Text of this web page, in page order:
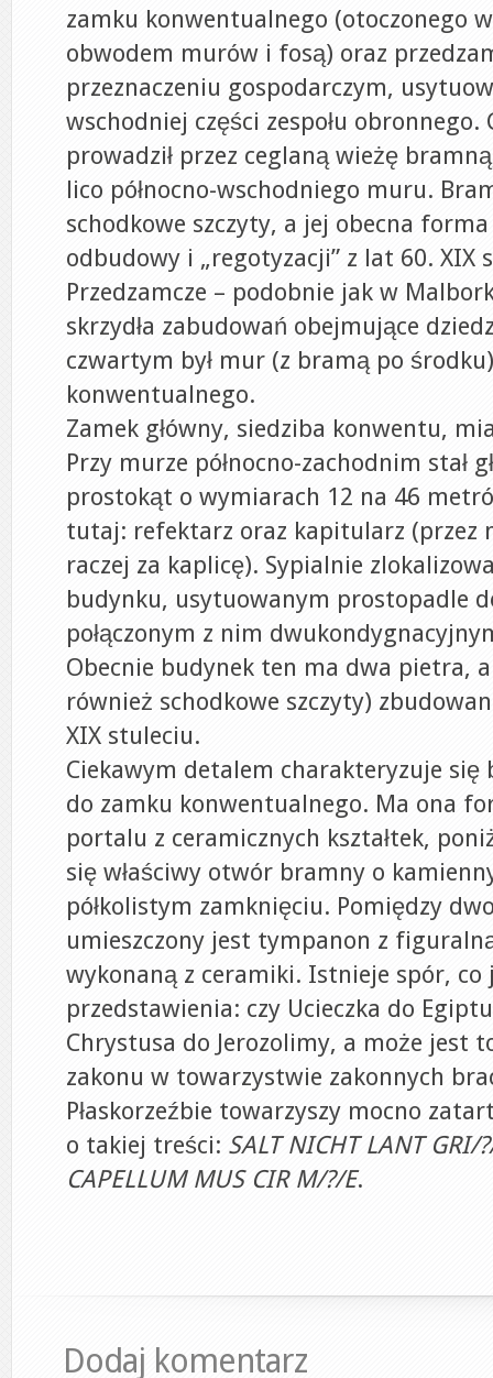
zamku konwentualnego (otoczonego
obwodem murów i fosą) oraz
przeznaczeniu gospodarczym,
wschodniej części zespołu obronnego.
prowadził przez ceglaną wieżę
lico północno-wschodniego muru.
schodkowe szczyty, a jej obecna
odbudowy i „regotyzacji” z lat 60. XIX
Przedzamcze – podobnie jak w
skrzydła zabudowań obejmujące
czwartym był mur (z bramą po
konwentualnego.
Zamek główny, siedziba konwentu,
Przy murze północno-zachodnim stał
prostokąt o wymiarach 12 na 46
tutaj: refektarz oraz kapitularz (przez
raczej za kaplicę). Sypialnie
budynku, usytuowanym prostopadle
połączonym z nim
Obecnie budynek ten ma dwa pietra,
również schodkowe szczyty)
XIX stuleciu.
Ciekawym detalem charakteryzuje się
do zamku konwentualnego. Ma ona
portalu z ceramicznych kształtek,
się właściwy otwór bramny o
półkolistym zamknięciu. Pomiędzy
umieszczony jest tympanon z
wykonaną z ceramiki. Istnieje spór,
przedstawienia: czy Ucieczka do
Chrystusa do Jerozolimy, a może jest
zakonu w towarzystwie zakonnych
Płaskorzeźbie towarzyszy mocno
o takiej treści: SALT NICHT LANT GRI/
CAPELLUM MUS CIR M/?/E.
Dodaj komentarz